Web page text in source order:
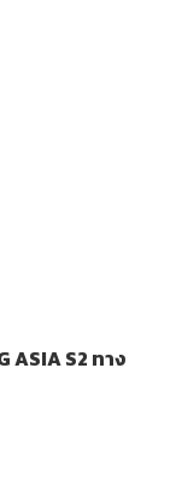
ASIA S2 ทาง